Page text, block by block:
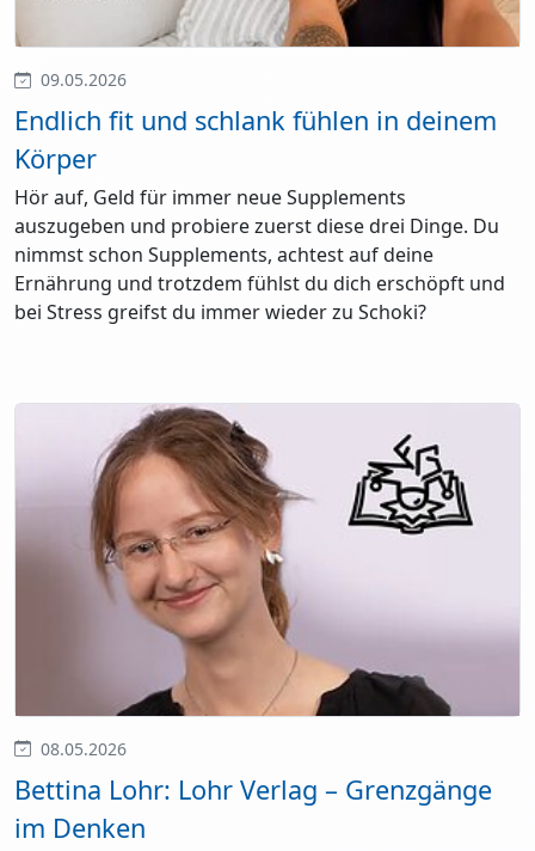
09.05.2026
Endlich fit und schlank fühlen in deinem
Körper
Hör auf, Geld für immer neue Supplements
auszugeben und probiere zuerst diese drei Dinge. Du
nimmst schon Supplements, achtest auf deine
Ernährung und trotzdem fühlst du dich erschöpft und
bei Stress greifst du immer wieder zu Schoki?
08.05.2026
Bettina Lohr: Lohr Verlag – Grenzgänge
im Denken